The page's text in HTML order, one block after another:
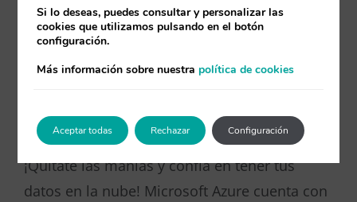
cuenta con el respaldo de un equipo de
expertos en seguridad y en el cumplimiento
de los protocolos de seguridad. Evitar
premisas.
¡Quítate las manías y confía en tener tus
datos en la nube! Microsoft Azure cuenta con
Si lo deseas, puedes consultar y personalizar las
cookies que utilizamos pulsando en el botón
configuración.
Más información sobre nuestrapolítica de cookies
Aceptar todas Rechazar Configuración